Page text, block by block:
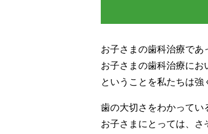
お子さまの歯科治療であ
お子さまの歯科治療にお
ということを私たちは強
歯の大切さをわかってい
お子さまにとっては、さ